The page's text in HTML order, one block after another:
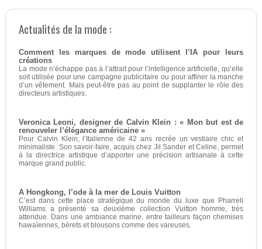
Actualités de la mode :
Comment les marques de mode utilisent l’IA pour leurs
créations
La mode n’échappe pas à l’attrait pour l’intelligence artificielle, qu’elle
soit utilisée pour une campagne publicitaire ou pour affiner la manche
d’un vêtement. Mais peut-être pas au point de supplanter le rôle des
directeurs artistiques.
Veronica Leoni, designer de Calvin Klein : « Mon but est de
renouveler l’élégance américaine »
Pour Calvin Klein, l’Italienne de 42 ans recrée un vestiaire chic et
minimaliste. Son savoir-faire, acquis chez Jil Sander et Celine, permet
à la directrice artistique d’apporter une précision artisanale à cette
marque grand public.
A Hongkong, l’ode à la mer de Louis Vuitton
C’est dans cette place stratégique du monde du luxe que Pharrell
Williams a présenté sa deuxième collection Vuitton homme, très
attendue. Dans une ambiance marine, entre tailleurs façon chemises
hawaïennes, bérets et blousons comme des vareuses.